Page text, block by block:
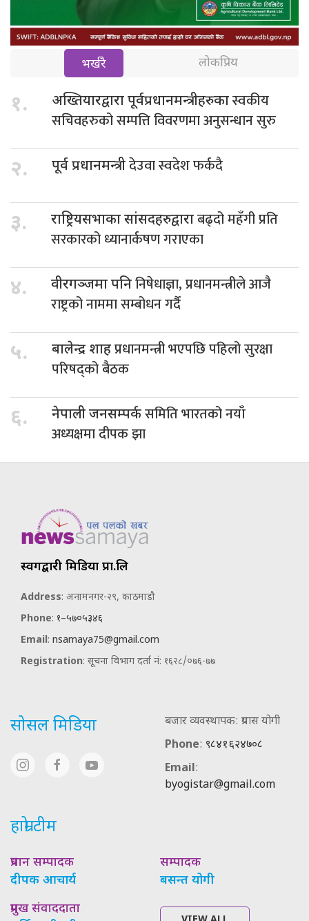
भर्खरै लोकप्रिय
१. अख्तियारद्वारा पूर्वप्रधानमन्त्रीहरुकास्वकीय
सचिवहरुको सम्पत्ति विवरणमा अनुसन्धान सुरु
२. पूर्व प्रधानमन्त्रीदेउवा स्वदेश फर्कदै
३. राष्ट्रियसभाका सांसदहरुद्वाराबढ्दो महँगी प्रति
सरकारको ध्यानार्कषण गराएका
४. वीरगञ्जमा पनिनिषेधाज्ञा, प्रधानमन्त्रीले आजै
राष्ट्रको नाममा सम्बोधन गर्दै
५. बालेन्द्र शाहप्रधानमन्त्री भएपछि पहिलो सुरक्षा
परिषद्को बैठक
६. नेपाली जनसम्पर्कसमिति भारतको नयाँ
अध्यक्षमा दीपक झा
स्वर्गद्वारी मिडिया प्रा.लि
Address: अनामनगर-२९, काठमाडौ
Phone: १–५७०५३४६
Email: nsamaya75@gmail.com
Registration: सूचना विभाग दर्ता नं: १६२८/०७६-७७
सोसल मिडिया
बजार व्यवस्थापक: प्रयास योगी
Phone: ९८४१६२४७०८
Email:
byogistar@gmail.com
हाम्रो टीम
प्रधान सम्पादक
दीपक आचार्य
सम्पादक
बसन्त योगी
प्रमुख संवाददाता